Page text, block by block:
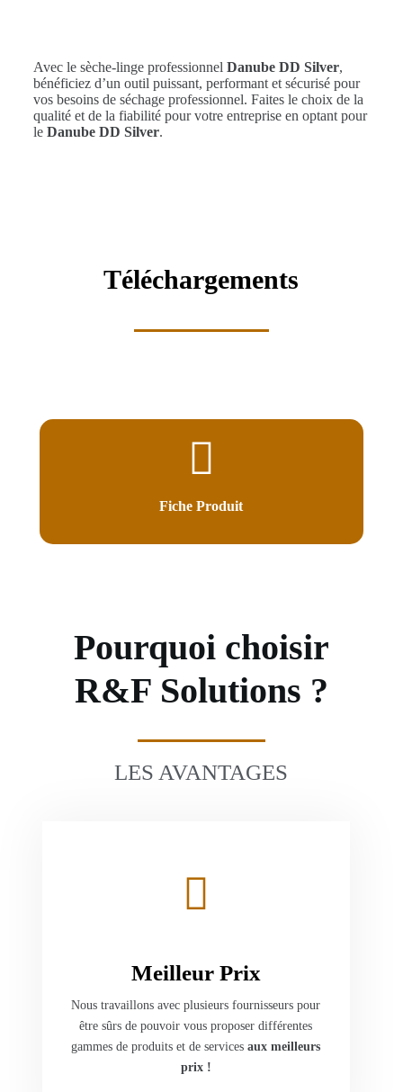
Avec le sèche-linge professionnel Danube DD Silver,
bénéficiez d’un outil puissant, performant et sécurisé pour
vos besoins de séchage professionnel. Faites le choix de la
qualité et de la fiabilité pour votre entreprise en optant pour
le Danube DD Silver.
Téléchargements
Fiche Produit
Pourquoi choisir
R&F Solutions ?
LES AVANTAGES
Meilleur Prix
Nous travaillons avec plusieurs fournisseurs pour
être sûrs de pouvoir vous proposer différentes
gammes de produits et de servicesaux meilleurs
prix !